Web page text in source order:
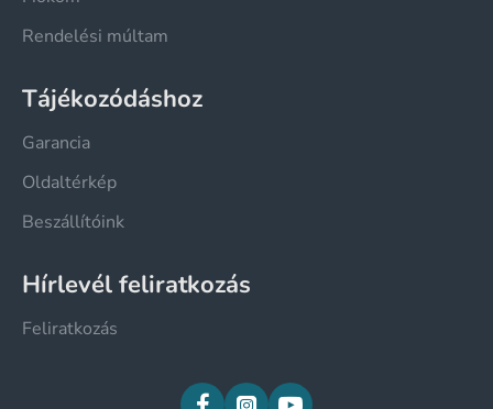
Rendelési múltam
Tájékozódáshoz
Garancia
Oldaltérkép
Beszállítóink
Hírlevél feliratkozás
Feliratkozás